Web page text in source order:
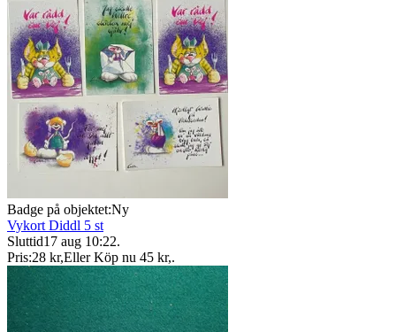
Badge på objektet:Ny
Vykort Diddl 5 st
Sluttid17 aug 10:22.
Pris:28 kr,Eller Köp nu 45 kr,.